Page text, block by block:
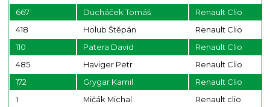
667
Ducháček Tomáš
Renault Clio
418
Holub Štěpán
Renault Clio
110
Patera David
Renault Clio
485
Haviger Petr
Renault Clio
172
Grygar Kamil
Renault Clio
1
Mičák Michal
Renault clio